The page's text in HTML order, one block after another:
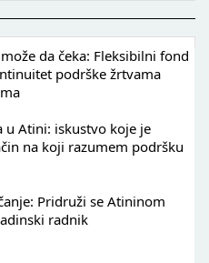
da čeka: Fleksibilni fond
podrške žrtvama
u Atini: iskustvo koje je
na koji razumem podršku
Pridruži se Atininom
radnik